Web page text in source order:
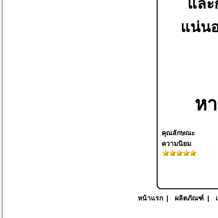
และ
แน่น
ห
คุณลักษณะ
ความนิยม
หน้าแรก | ผลิตภัณฑ์ |